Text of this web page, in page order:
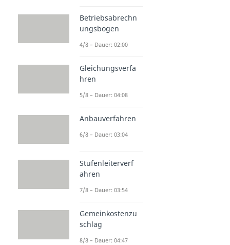
Betriebsabrechn
ungsbogen
4/8 – Dauer: 02:00
Gleichungsverfa
hren
5/8 – Dauer: 04:08
Anbauverfahren
6/8 – Dauer: 03:04
Stufenleiterverf
ahren
7/8 – Dauer: 03:54
Gemeinkostenzu
schlag
8/8 – Dauer: 04:47